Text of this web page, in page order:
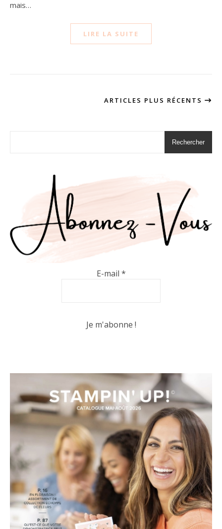
mais…
LIRE LA SUITE
ARTICLES PLUS RÉCENTS
Rechercher
E-mail *